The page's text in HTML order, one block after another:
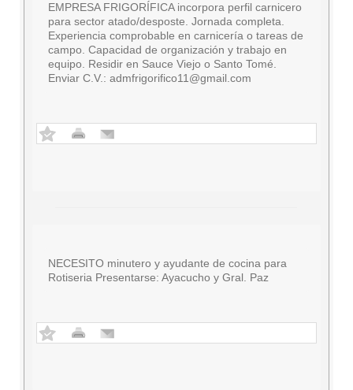
EMPRESA FRIGORÍFICA incorpora perfil carnicero
para sector atado/desposte. Jornada completa.
Experiencia comprobable en carnicería o tareas de
campo. Capacidad de organización y trabajo en
equipo. Residir en Sauce Viejo o Santo Tomé.
Enviar C.V.: admfrigorifico11@gmail.com
NECESITO minutero y ayudante de cocina para
Rotiseria Presentarse: Ayacucho y Gral. Paz